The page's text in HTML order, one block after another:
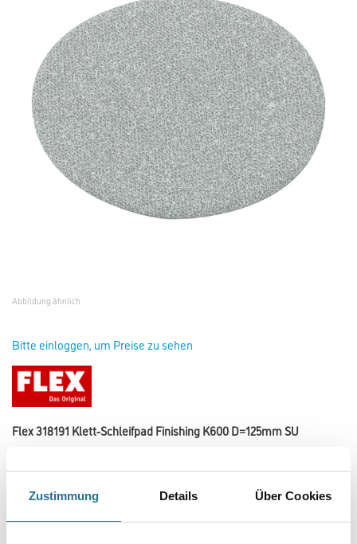
Zustimmung Details Über Cookies
Abbildung ähnlich
Bitte einloggen, um Preise zu sehen
Flex 318191 Klett-Schleifpad Finishing K600 D=125mm SU
Hochleistungsschleifmittel, zum Hochglanzpolieren von Edelstahl und
NE-Metallen, ohne Poliermittel.
Durchmesser in millimeter